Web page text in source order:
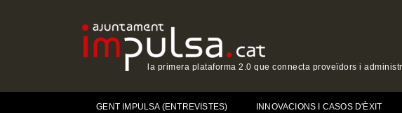
la primera plataforma 2.0 que connecta proveïdors i
GENT IMPULSA (ENTREVISTES) INNOVACIONS I CASOS D'ÈXIT